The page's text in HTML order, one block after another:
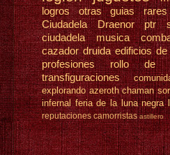
logros
otras guias
Ciudadela Draenor
ptr
ciudadela
musica
cazador druida edificios
profesiones
rollo de
transfiguraciones
explorando azeroth chaman
infernal feria de la luna negra
reputaciones camorristas astillero